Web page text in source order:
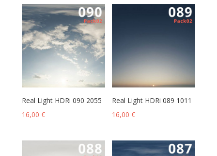
Real Light HDRi 090 2055
16,00 €
Real Light HDRi 089 1011
16,00€